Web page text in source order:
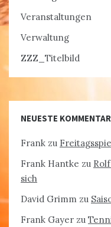
Veranstaltungen
Verwaltung
ZZZ_Titelbild
NEUESTE
Frank zu
Frank Hantke zu
sich
David Grimm zu
Frank Gayer zu